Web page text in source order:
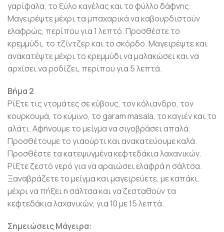
γαρίφαλα, το ξύλο κανέλας και το φύλλο δάφνης.
Μαγειρέψτε μέχρι τα μπαχαρικά να καβουρδιστούν
ελαφρώς, περίπου για 1 λεπτό. Προσθέστε το
κρεμμύδι, το τζίντζερ και το σκόρδο. Μαγειρέψτε και
ανακατέψτε μέχρι το κρεμμύδι να μαλακώσει και να
αρχίσει να ροδίζει, περίπου για 5 λεπτά.
Βήμα 2
Ρίξτε τις ντομάτες σε κύβους, τον κόλιανδρο, τον
κουρκουμά, το κύμινο, το garam masala, το καγιέν και το
αλάτι. Αφήνουμε το μείγμα να σιγοβράσει απαλά.
Προσθέτουμε το γιαούρτι και ανακατεύουμε καλά.
Προσθέστε τα κατεψυγμένα κεφτεδάκια λαχανικών.
Ρίξτε ζεστό νερό για να αραιώσει ελαφρά η σάλτσα.
Ξαναβράζετε το μείγμα και μαγειρεύετε, με καπάκι,
μέχρι να πήξει η σάλτσα και να ζεσταθούν τα
κεφτεδάκια λαχανικών, για 10 με 15 λεπτά.
Σημειώσεις Μάγειρα: